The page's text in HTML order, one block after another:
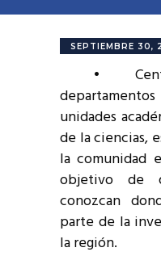
SEPTIEMBRE 30,
•
unidades
de la ciencias,
la comunidad
objetivo de
conozcan
parte de la
la región.